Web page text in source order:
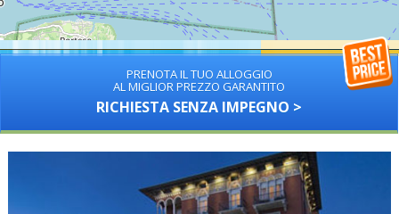
PRENOTA IL TUO ALLOGGIO
AL MIGLIOR PREZZO GARANTITO
RICHIESTA SENZA IMPEGNO >